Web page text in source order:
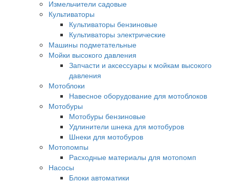
Измельчители садовые
Культиваторы
Культиваторы бензиновые
Культиваторы электрические
Машины подметательные
Мойки высокого давления
Запчасти и аксессуары к мойкам высокого
давления
Мотоблоки
Навесное оборудование для мотоблоков
Мотобуры
Мотобуры бензиновые
Удлинители шнека для мотобуров
Шнеки для мотобуров
Мотопомпы
Расходные материалы для мотопомп
Насосы
Блоки автоматики